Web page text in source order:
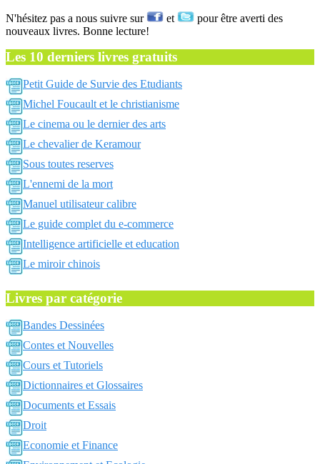
N'hésitez pas a nous suivre sur et
pour être averti des
nouveaux livres. Bonne lecture!
Les 10 derniers livres gratuits
Petit Guide de Survie des Etudiants
Michel Foucault et le christianisme
Le cinema ou le dernier des arts
Le chevalier de Keramour
Sous toutes reserves
L'ennemi de la mort
Manuel utilisateur calibre
Le guide complet du e-commerce
Intelligence artificielle et education
Le miroir chinois
Livres par catégorie
Bandes Dessinées
Contes et Nouvelles
Cours et Tutoriels
Dictionnaires et Glossaires
Documents et Essais
Droit
Economie et Finance